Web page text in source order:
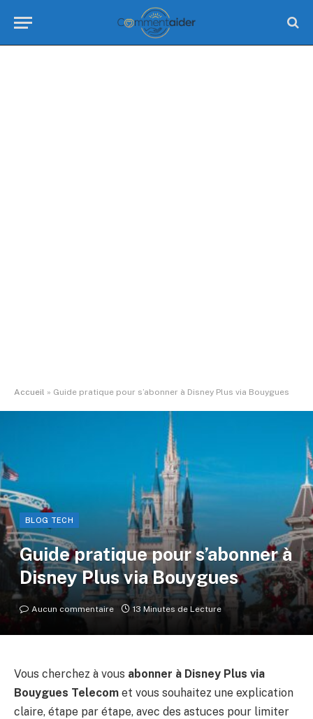
Accueil » Guide pratique pour s’abonner à Disney Plus via Bouygues
BLOG TECH
Guide pratique pour s’abonner à
Disney Plus via Bouygues
Aucun commentaire 13 Minutes de Lecture
Vous cherchez à vous abonner à Disney Plus via
Bouygues Telecom et vous souhaitez une explication
claire, étape par étape, avec des astuces pour limiter